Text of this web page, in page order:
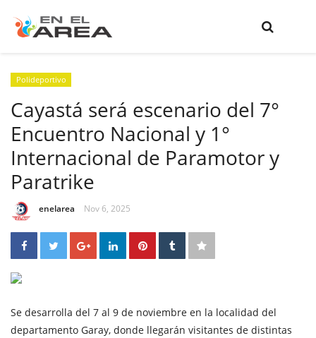
Polideportivo
Cayastá será escenario del 7°
Encuentro Nacional y 1°
Internacional de Paramotor y
Paratrike
enelarea Nov 6, 2025
Se desarrolla del 7 al 9 de noviembre en la localidad del
departamento Garay, donde llegarán visitantes de distintas